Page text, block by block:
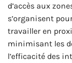
d’accès aux
s’organisent
travailler en
minimisant les
l’efficacité des